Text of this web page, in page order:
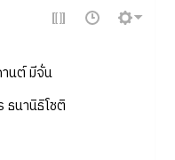
นต์ มีจั่น
ธนานิธิโชติ